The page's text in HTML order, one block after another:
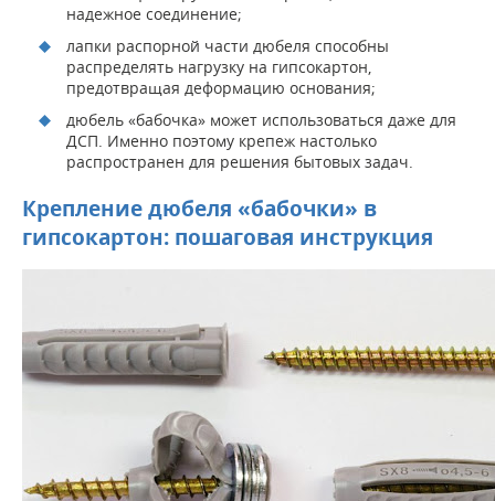
надежное соединение;
лапки распорной части дюбеля способны
распределять нагрузку на гипсокартон,
предотвращая деформацию основания;
дюбель «бабочка» может использоваться даже для
ДСП. Именно поэтому крепеж настолько
распространен для решения бытовых задач.
Крепление дюбеля «бабочки» в
гипсокартон: пошаговая инструкция